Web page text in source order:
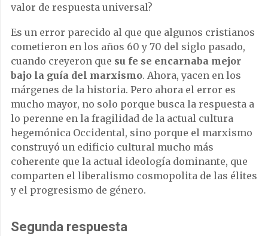
valor de respuesta universal?
Es un error parecido al que que algunos cristianos
cometieron en los años 60 y 70 del siglo pasado,
cuando creyeron que su fe se encarnaba mejor
bajo la guía del marxismo. Ahora, yacen en los
márgenes de la historia. Pero ahora el error es
mucho mayor, no solo porque busca la respuesta a
lo perenne en la fragilidad de la actual cultura
hegemónica Occidental, sino porque el marxismo
construyó un edificio cultural mucho más
coherente que la actual ideología dominante, que
comparten el liberalismo cosmopolita de las élites
y el progresismo de género.
Segunda respuesta